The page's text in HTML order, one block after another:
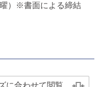
）※書面による締結
に合わせて閲覧